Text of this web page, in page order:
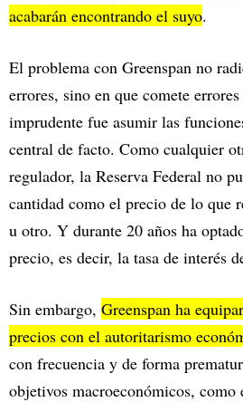
acabarán encontrando el suyo.
El problema con Greenspan no
errores, sino en que comete
imprudente fue asumir las
central de facto. Como cualquier
regulador, la Reserva Federal no
cantidad como el precio de lo que
u otro. Y durante 20 años ha
precio, es decir, la tasa de interés
Sin embargo, Greenspan ha
precios con el autoritarismo
con frecuencia y de forma
objetivos macroeconómicos,